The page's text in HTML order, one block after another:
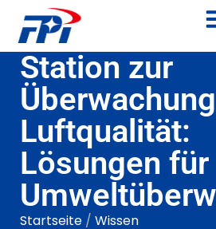
Station zur
Luftqualität:
Lösungen
Startseite / Wissen